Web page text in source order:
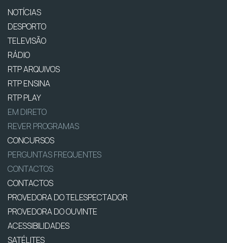
NOTÍCIAS
DESPORTO
TELEVISÃO
RÁDIO
RTP ARQUIVOS
RTP ENSINA
RTP PLAY
EM DIRETO
REVER PROGRAMAS
CONCURSOS
PERGUNTAS FREQUENTES
CONTACTOS
CONTACTOS
PROVEDORA DO TELESPECTADOR
PROVEDORA DO OUVINTE
ACESSIBILIDADES
SATÉLITES